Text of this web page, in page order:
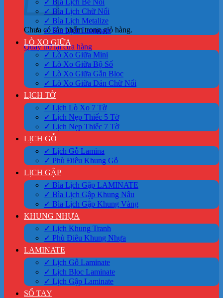
Chưa có sản phẩm trong giỏ hàng.
Quay trở lại cửa hàng
✓ Bìa Lịch Bế Nổi
✓ Bìa Lịch Chữ Nổi
✓ Bìa Lịch Metalize
✓ Bìa Lịch Laminate
LÒ XO GIỮA
✓ Lò Xo Giữa Mini
✓ Lò Xo Giữa Bộ Số
✓ Lò Xo Giữa Gắn Bloc
✓ Lò Xo Giữa Dán Chữ Nổi
LỊCH TỜ
✓ Lịch Lò Xo 7 Tờ
✓ Lịch Nẹp Thiếc 5 Tờ
✓ Lịch Nẹp Thiếc 7 Tờ
LỊCH GỖ
✓ Lịch Gỗ Lamina
✓ Phù Điêu Khung Gỗ
LỊCH GẬP
✓ Bìa Lịch Gập LAMINATE
✓ Bìa Lịch Gập Khung Nâu
✓ Bìa Lịch Gập Khung Vàng
KHUNG NHỰA
✓ Lịch Khung Tranh
✓ Phù Điêu Khung Nhựa
LAMINATE
✓ Lịch Gỗ Laminate
✓ Lịch Bloc Laminate
✓ Lịch Gập Laminate
SỔ TAY